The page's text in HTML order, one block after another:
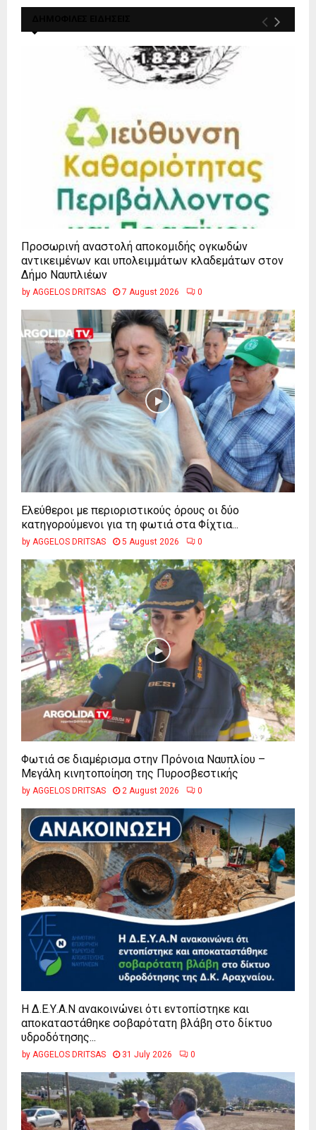
Προσωρινή αναστολή αποκομιδής ογκωδών
αντικειμένων και υπολειμμάτων κλαδεμάτων στον
Δήμο Ναυπλιέων
by AGGELOS DRITSAS 7 August 2026 0
Ελεύθεροι με περιοριστικούς όρους οι δύο
κατηγορούμενοι για τη φωτιά στα Φίχτια...
by AGGELOS DRITSAS 5 August 2026 0
Φωτιά σε διαμέρισμα στην Πρόνοια Ναυπλίου –
Μεγάλη κινητοποίηση της Πυροσβεστικής
by AGGELOS DRITSAS 2 August 2026 0
Η Δ.Ε.Υ.Α.Ν ανακοινώνει ότι εντοπίστηκε και
αποκαταστάθηκε σοβαρότατη βλάβη στο δίκτυο
υδροδότησης...
by AGGELOS DRITSAS 31 July 2026 0